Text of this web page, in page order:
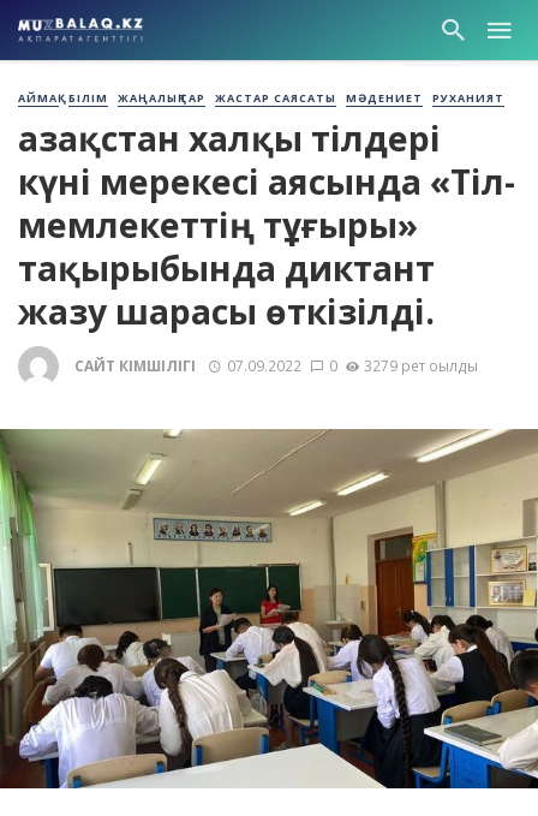
АЙМАҚ БІЛІМ ЖАҢАЛЫҚТАР ЖАСТАР САЯСАТЫ МӘДЕНИЕТ РУХАНИЯТ
Қазақстан халқы тілдері
күні мерекесі аясында «Тіл-
мемлекеттің тұғыры»
тақырыбында диктант
жазу шарасы өткізілді.
САЙТ ӘКІМШІЛІГІ 07.09.2022 0 3279 рет оқылды